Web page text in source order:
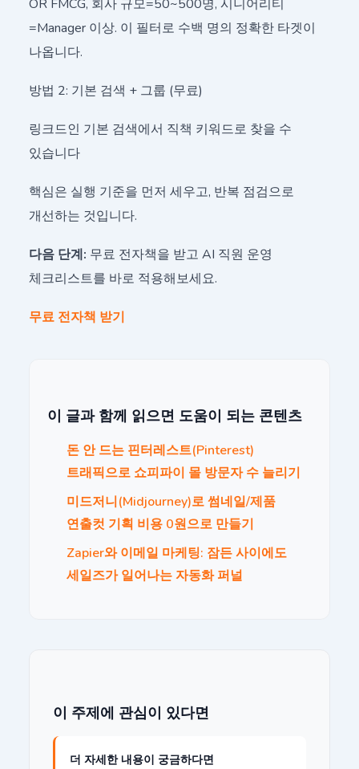
OR FMCG, 회사 규모=50~500명, 시니어리티
=Manager 이상. 이 필터로 수백 명의 정확한 타겟이
나옵니다.
방법 2: 기본 검색 + 그룹 (무료)
링크드인 기본 검색에서 직책 키워드로 찾을 수
있습니다
핵심은 실행 기준을 먼저 세우고, 반복 점검으로
개선하는 것입니다.
다음 단계: 무료 전자책을 받고 AI 직원 운영
체크리스트를 바로 적용해보세요.
무료 전자책 받기
이 글과 함께 읽으면 도움이 되는 콘텐츠
돈 안 드는 핀터레스트(Pinterest)
트래픽으로 쇼피파이 몰 방문자 수 늘리기
미드저니(Midjourney)로 썸네일/제품
연출컷 기획 비용 0원으로 만들기
Zapier와 이메일 마케팅: 잠든 사이에도
세일즈가 일어나는 자동화 퍼널
이 주제에 관심이 있다면
더 자세한 내용이 궁금하다면